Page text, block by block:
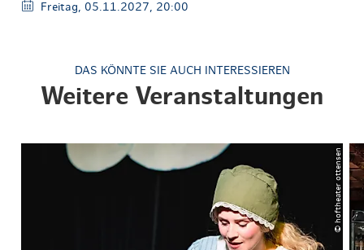
Freitag, 05.11.2027, 20:00
DAS KÖNNTE SIE AUCH INTERESSIEREN
Weitere Veranstaltungen
© hoftheater ottensen